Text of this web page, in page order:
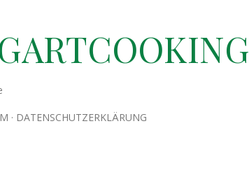
DATENSCHUTZERKLÄRUNG